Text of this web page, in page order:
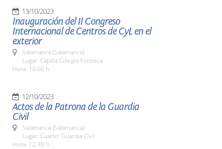
13/10/2023
Inauguración del II Congreso
Internacional de Centros de CyL en el
exterior
Salamanca (Salamanca)
Lugar: Capilla Colegio Fonseca
Hora: 10:00 h.
12/10/2023
Actos de la Patrona de la Guardia
Civil
Salamanca (Salamanca)
Lugar: Cuartel Guardia Civil
Hora: 12:30 h.